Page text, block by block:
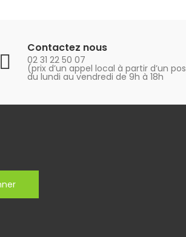
Contactez nous
02 31 22 50 07
(prix d’un appel local à partir d’un
du lundi au vendredi de 9h à 18h